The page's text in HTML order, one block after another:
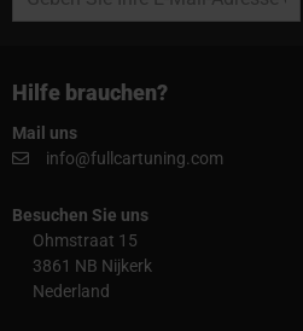
Hilfe brauchen?
Mail uns
info@fullcartuning.com
Besuchen Sie uns
Ohmstraat 15
3861 NB Nijkerk
Nederland